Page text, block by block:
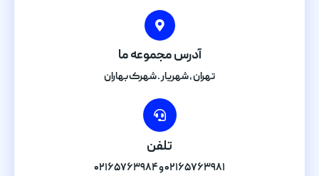
آدرس مجموعه ما
تهران , شهریار . شهرک بهاران
تلفن
۰۲۱۶۵۷۶۳۹۸۱ و ۰۲۱۶۵۷۶۳۹۸۴